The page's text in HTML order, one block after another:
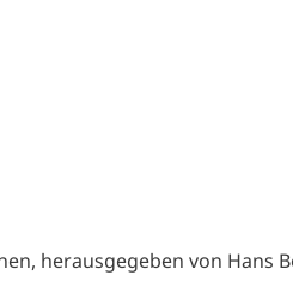
herausgegeben von Hans